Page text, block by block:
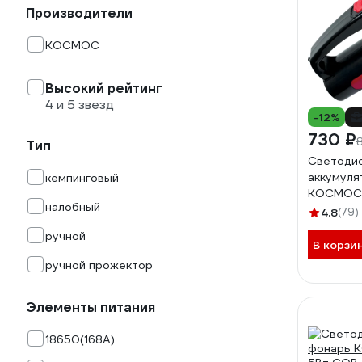
Производители
КОСМОС
Высокий рейтинг
4 и 5 звезд
Тип
кемпинговый
налобный
ручной
ручной прожектор
Элементы питания
18650(168A)
-12%
730 ₽
КОСМОС
LED
4.8(79)
В